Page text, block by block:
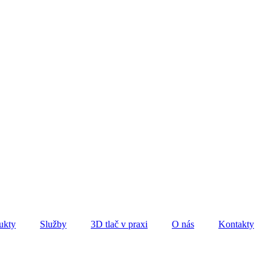
Služby 3D tlač v praxi O nás
Kontakty